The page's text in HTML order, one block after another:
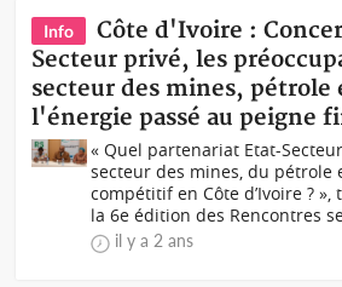
Info
Côte d'Ivoire :
Secteur privé, les
secteur des mines, pétrole
l'énergie passé au peigne
« Quel partenariat Etat-
secteur des mines, du pétrole
compétitif en Côte d’Ivoire ?
la 6e édition des Rencontres
il y a 2 ans